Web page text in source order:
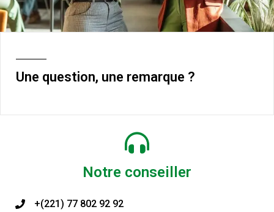
Une question, une remarque ?
Notre conseiller
+(221) 77 802 92 92